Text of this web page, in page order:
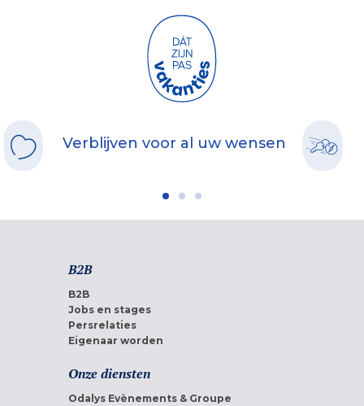
Verblijven voor al uw wensen
B2B
B2B
Jobs en stages
Persrelaties
Eigenaar worden
Onze diensten
Odalys Evènements & Groupe